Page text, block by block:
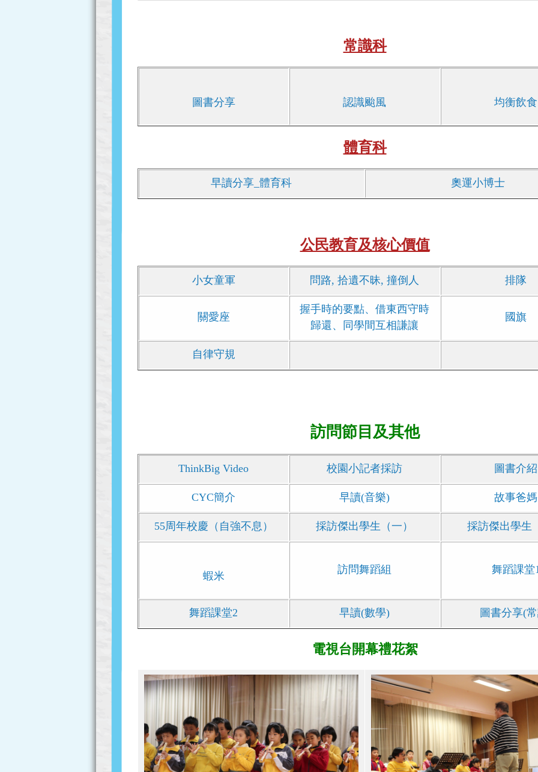
常識科
圖書分享 認識颱風 均衡飲食
體育科
早讀分享_體育科 奧運小博士
公民教育及核心價值
小女童軍 問路, 拾遺不昧, 撞倒人 排隊
關愛座
握手時的要點、借東西守時
歸還、同學間互相謙讓
國旗
自律守規
訪問節目及其他
ThinkBig Video 校園小記者採訪 圖書介紹
CYC簡介 早讀(音樂) 故事爸媽
55周年校慶（自強不息） 採訪傑出學生（一） 採訪傑出學生
蝦米
訪問舞蹈組 舞蹈課堂
舞蹈課堂2 早讀(數學) 圖書分享(
電視台開幕禮花絮